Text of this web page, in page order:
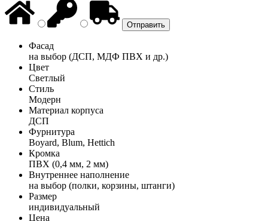
Фасад
на выбор (ДСП, МДФ ПВХ и др.)
Цвет
Светлый
Стиль
Модерн
Материал корпуса
ДСП
Фурнитура
Boyard, Blum, Hettich
Кромка
ПВХ (0,4 мм, 2 мм)
Внутреннее наполнение
на выбор (полки, корзины, штанги)
Размер
индивидуальный
Цена